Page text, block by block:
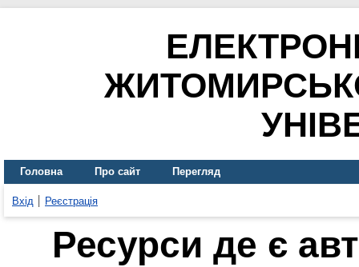
Головна Про сайт Перегляд
Вхід Реєстрація
Ресурси де є